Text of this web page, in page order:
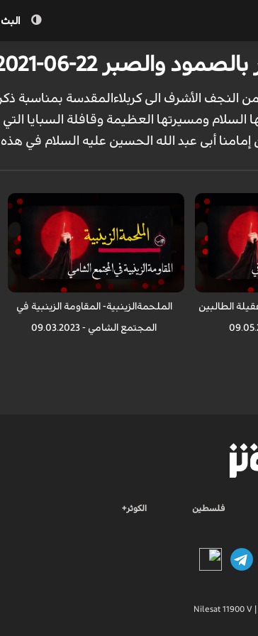
والصبر 22-06-2021
النجف الأشرف الی کربلاءالمقدسة بمناسبة
ومسیرتها العظیمة وقافلة السبایا التي
أبی عبد الله الحسین علیه السلام في هذه
الطالبين الملحمةالزينبية- المقاومة الزينبية في
المجتمع الشامي - 09.03.2023
فلسطين الكوثر+
Nilesat 11900 V |